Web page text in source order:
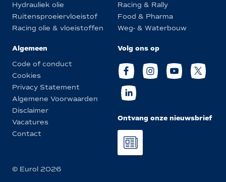
Hydrauliek olie
Ruitensproeiervloeistof
Racing olie & vloeistoffen
Racing & Rally
Food & Pharma
Weg- & Waterbouw
Algemeen
Code of conduct
Cookies
Privacy Statement
Algemene Voorwaarden
Disclaimer
Vacatures
Contact
Volg ons op
Ontvang onze nieuwsbrief
© Eurol 2026